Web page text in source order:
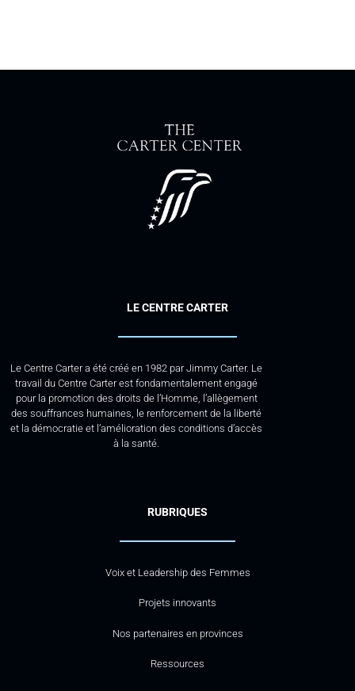
LE CENTRE CARTER
Le Centre Carter a été créé en 1982 par Jimmy Carter. Le
travail du Centre Carter est fondamentalement engagé
pour la promotion des droits de l’Homme, l’allègement
des souffrances humaines, le renforcement de la liberté
et la démocratie et l’amélioration des conditions d’accès
à la santé.
RUBRIQUES
Voix et Leadership des Femmes
Projets innovants
Nos partenaires en provinces
Ressources